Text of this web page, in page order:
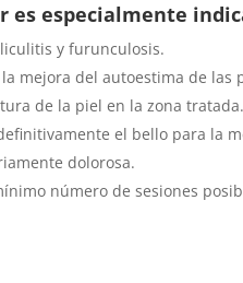
es especialmente
y furunculosis.
mejora del autoestima de las
de la piel en la zona tratada.
el bello para la
dolorosa.
número de sesiones